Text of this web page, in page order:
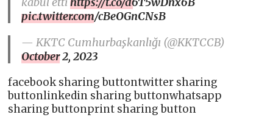
pic.twitter.com/cBeOGnCNsB
— KKTC Cumhurbaşkanlığı (@KKTCCB)
October 2, 2023
facebook sharing buttontwitter sharing
buttonlinkedin sharing buttonwhatsapp
sharing buttonprint sharing button